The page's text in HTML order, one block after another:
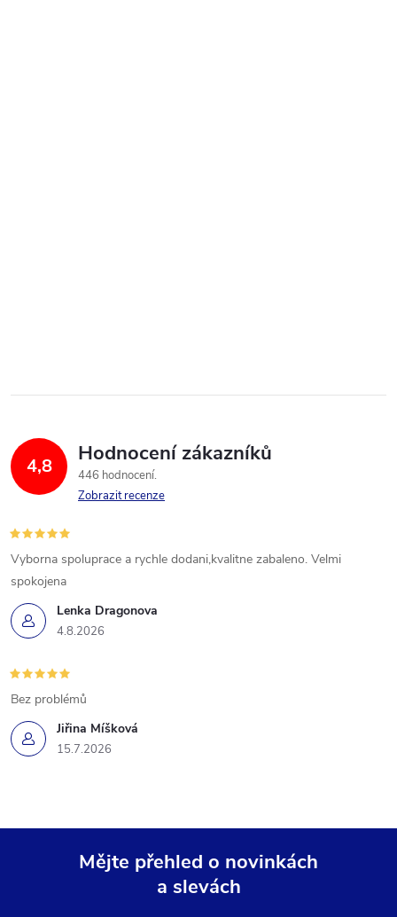
4,8 Hodnocení zákazníků
446 hodnocení
Zobrazit recenze
Lenka Dragonova
4.8.2026
Vyborna spoluprace a rychle dodani,kvalitne zabaleno. Velmi
spokojena
Jiřina Míšková
15.7.2026
Bez problémů
Mějte přehled o novinkách
a slevách